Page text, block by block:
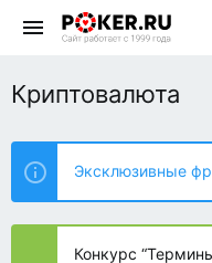
Криптовалюта
Эксклюзивные
Конкурс